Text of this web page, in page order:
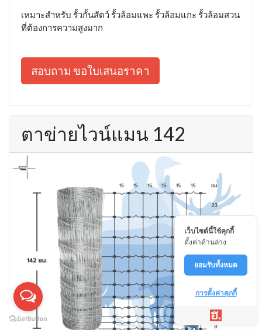
เหมาะสำหรับ รั้วกั้นสัตว์ รั้วล้อมแพะ รั้วล้อมแกะ รั้วล้อมสวน
ที่ต้องการความสูงมาก
สอบถาม ขอใบเสนอราคา
ตาข่ายไวน์แมน 142
เว็บไซต์นี้ใช้คุกกี้
ตั้งค่าด้านล่าง
ยอมรับทั้งหมด
การตั้งค่าคุกกี้